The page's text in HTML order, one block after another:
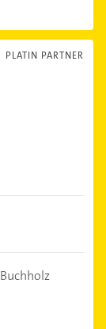
PLATIN PARTNER